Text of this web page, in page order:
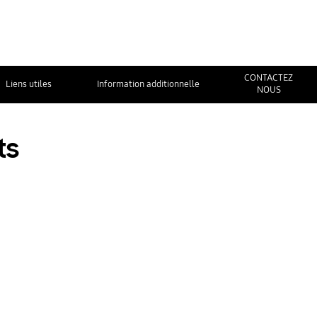
Liens utiles Information additionnelle
CONTACTEZ
NOUS